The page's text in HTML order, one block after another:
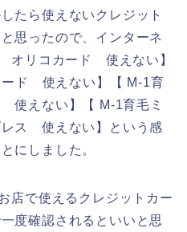
たら使えないクレジット
思ったので、インターネ
オリコカード 使えない】
ド 使えない】【 M-1育
えない】【 M-1育毛ミ
ス 使えない】という感
にしました。
店で使えるクレジットカー
度確認されるといいと思